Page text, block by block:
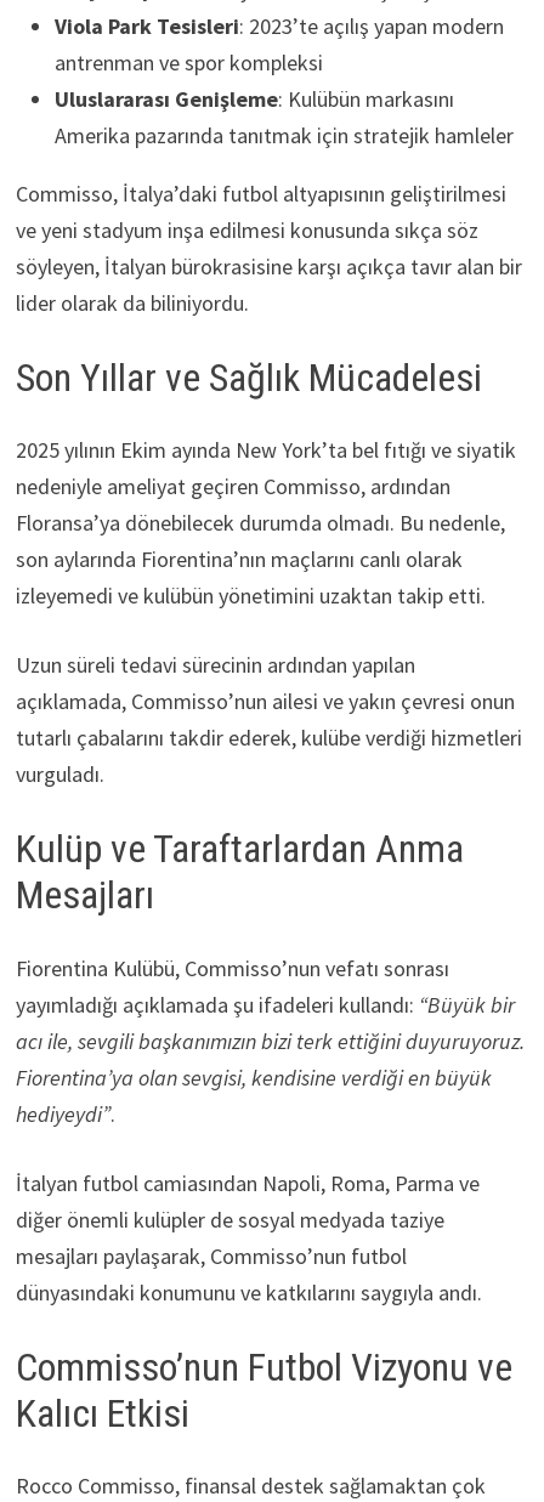
Viola Park Tesisleri: 2023’te açılış yapan modern
antrenman ve spor kompleksi
Uluslararası Genişleme: Kulübün markasını
Amerika pazarında tanıtmak için stratejik hamleler
Commisso, İtalya’daki futbol altyapısının geliştirilmesi
ve yeni stadyum inşa edilmesi konusunda sıkça söz
söyleyen, İtalyan bürokrasisine karşı açıkça tavır alan bir
lider olarak da biliniyordu.
Son Yıllar ve Sağlık Mücadelesi
2025 yılının Ekim ayında New York’ta bel fıtığı ve siyatik
nedeniyle ameliyat geçiren Commisso, ardından
Floransa’ya dönebilecek durumda olmadı. Bu nedenle,
son aylarında Fiorentina’nın maçlarını canlı olarak
izleyemedi ve kulübün yönetimini uzaktan takip etti.
Uzun süreli tedavi sürecinin ardından yapılan
açıklamada, Commisso’nun ailesi ve yakın çevresi onun
tutarlı çabalarını takdir ederek, kulübe verdiği hizmetleri
vurguladı.
Kulüp ve Taraftarlardan Anma
Mesajları
Fiorentina Kulübü, Commisso’nun vefatı sonrası
yayımladığı açıklamada şu ifadeleri kullandı: “Büyük bir
acı ile, sevgili başkanımızın bizi terk ettiğini duyuruyoruz.
Fiorentina’ya olan sevgisi, kendisine verdiği en büyük
hediyeydi”.
İtalyan futbol camiasından Napoli, Roma, Parma ve
diğer önemli kulüpler de sosyal medyada taziye
mesajları paylaşarak, Commisso’nun futbol
dünyasındaki konumunu ve katkılarını saygıyla andı.
Commisso’nun Futbol Vizyonu ve
Kalıcı Etkisi
Rocco Commisso, finansal destek sağlamaktan çok